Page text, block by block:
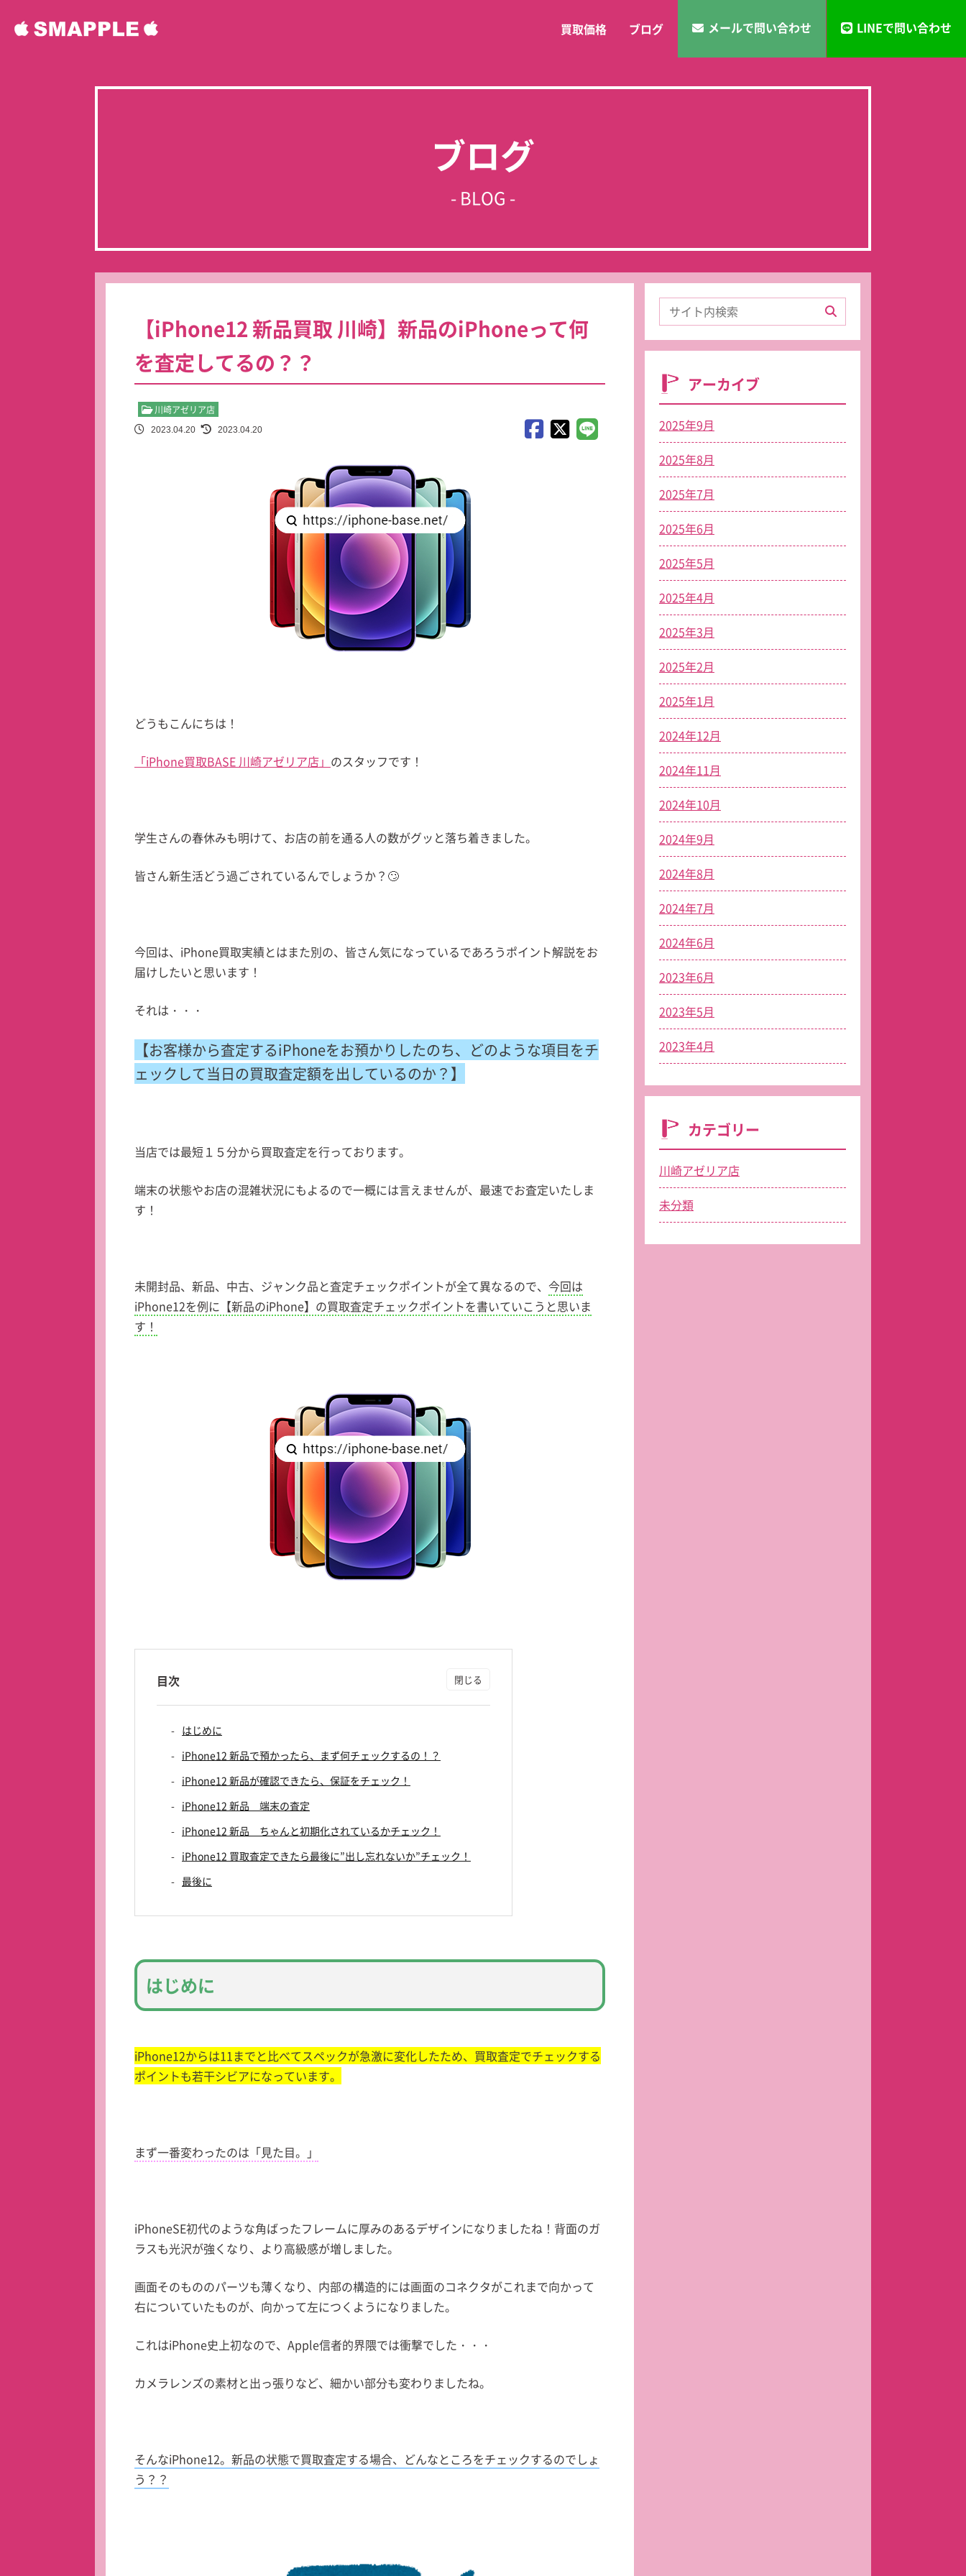
買取価格 ブログ メールで問い合わせ LINEで問い合わせ
ブログ
- BLOG -
【iPhone12 新品買取 川崎】新品のiPhoneって何
を査定してるの？？
川崎アゼリア店
2023.04.20 2023.04.20
どうもこんにちは！
「iPhone買取BASE 川崎アゼリア店」 のスタッフです！
学生さんの春休みも明けて、お店の前を通る人の数がグッと落ち着きました。
皆さん新生活どう過ごされているんでしょうか？🙄
今回は、iPhone買取実績とはまた別の、皆さん気になっているであろうポイント解説をお
届けしたいと思います！
それは・・・
【お客様から査定するiPhoneをお預かりしたのち、どのような項目をチ
ェックして当日の買取査定額を出しているのか？】
当店では最短１５分から買取査定を行っております。
端末の状態やお店の混雑状況にもよるので一概には言えませんが、最速でお査定いたしま
す！
未開封品、新品、中古、ジャンク品と査定チェックポイントが全て異なるので、 今回は
iPhone12を例に【新品のiPhone】の買取査定チェックポイントを書いていこうと思いま
す！
目次
はじめに
iPhone12 新品で預かったら、まず何チェックするの！？
iPhone12 新品が確認できたら、保証をチェック！
iPhone12 新品 端末の査定
iPhone12 新品 ちゃんと初期化されているかチェック！
iPhone12 買取査定できたら最後に”出し忘れないか”チェック！
最後に
はじめに
iPhone12からは11までと比べてスペックが急激に変化したため、買取査定でチェックする
ポイントも若干シビアになっています。
まず一番変わったのは「見た目。」
iPhoneSE初代のような角ばったフレームに厚みのあるデザインになりましたね！背面のガ
ラスも光沢が強くなり、より高級感が増しました。
画面そのもののパーツも薄くなり、内部の構造的には画面のコネクタがこれまで向かって
右についていたものが、向かって左につくようになりました。
これはiPhone史上初なので、Apple信者的界隈では衝撃でした・・・
カメラレンズの素材と出っ張りなど、細かい部分も変わりましたね。
そんなiPhone12。新品の状態で買取査定する場合、どんなところをチェックするのでしょ
う？？
アーカイブ
2025年9月
2025年8月
2025年7月
2025年6月
2025年5月
2025年4月
2025年3月
2025年2月
2025年1月
2024年12月
2024年11月
2024年10月
2024年9月
2024年8月
2024年7月
2024年6月
2023年6月
2023年5月
2023年4月
カテゴリー
川崎アゼリア店
未分類